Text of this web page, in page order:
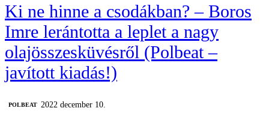
Ki ne hinne a csodákban? – Boros
Imre lerántotta a leplet a nagy
olajösszesküvésről (Polbeat –
javított kiadás!)
‎POLBEAT
2022 december 10.